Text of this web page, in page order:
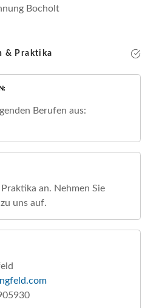
Bocholt
& Praktika
Berufen aus:
an. Nehmen Sie
uns auf.